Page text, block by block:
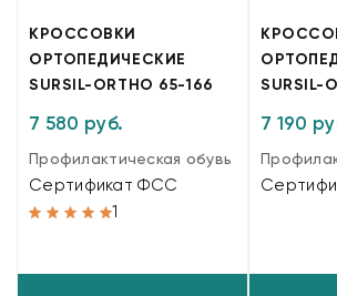
КРОССОВКИ
ОРТОПЕДИЧЕСКИЕ
SURSIL-ORTHO 65-166
7 580 руб.
Профилактическая обувь
Сертификат ФСС
1
SURSIL-
7 190